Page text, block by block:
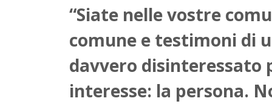
“Siate nelle vostre
comune e testimoni di
davvero disinteressato
interesse: la persona.